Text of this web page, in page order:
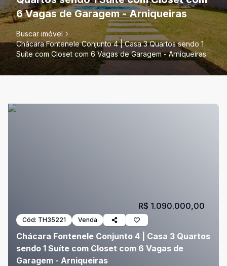
6 Vagas de Garagem - Arniqueiras
Buscar imóvel
Chácara Fontenele Conjunto 4 | Casa 3 Quartos sendo 1
Suíte com Closet com 6 Vagas de Garagem - Arniqueiras
Cód: TH35221 Venda
Chácara Fontenele Conjunto 4 | Casa 3 Quartos
sendo 1 Suíte com Closet com 6 Vagas de
Garagem - Arniqueiras
R$ 1.090.000,00